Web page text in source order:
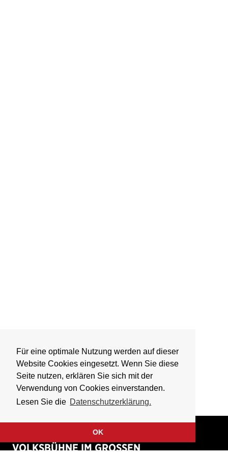
Für eine optimale Nutzung werden auf dieser
Website Cookies eingesetzt. Wenn Sie diese
Seite nutzen, erklären Sie sich mit der
Verwendung von Cookies einverstanden.
Lesen Sie die Datenschutzerklärung.
OK
VOLKSBÜHNE IM GROSSEN